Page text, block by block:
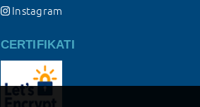
Instagram
CERTIFIKATI